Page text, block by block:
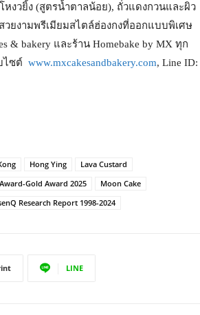
งวยิ้ง (สูตรน้ำตาลน้อย), ถั่วแดงกวนและผิว
ยงามพรีเมียมสไตล์ฮ่องกงที่ออกแบบพิเศษ
& bakery และร้าน Homebake by MX ทุก
ไซต์ www.mxcakesandbakery.com, Line ID:
Hong Ying
Lava Custard
Gold Award 2025
Moon Cake
Research Report 1998-2024
LINE